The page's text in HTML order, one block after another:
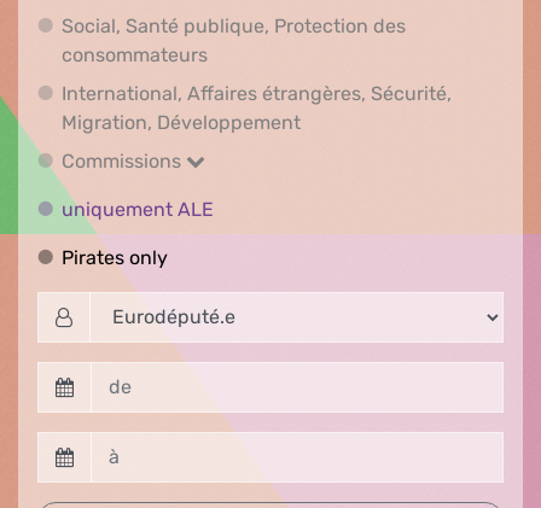
Social, Santé publique, Protection des
consommateursSocial, Santé publique, Protection
International, Affaires étrangères, Sécurité,
Migration, DéveloppementInternational, Affaires
Commissions
Commissions
uniquement ALE
Pirates onlyPirates only